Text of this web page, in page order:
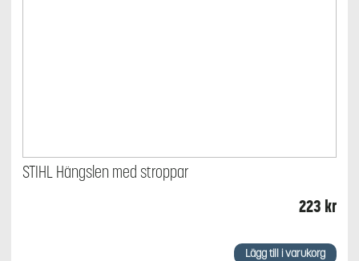
STIHL Hängslen med stroppar
223 kr
Lägg till i varukorg